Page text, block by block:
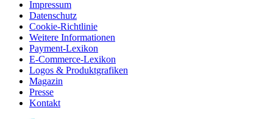
Impressum
Datenschutz
Cookie-Richtlinie
Weitere Informationen
Payment-Lexikon
E-Commerce-Lexikon
Logos & Produktgrafiken
Magazin
Presse
Kontakt